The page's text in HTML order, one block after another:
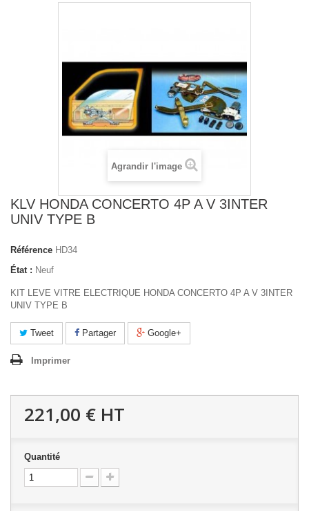
Agrandir l'image
KLV HONDA CONCERTO 4P A V 3INTER
UNIV TYPE B
Référence HD34
État : Neuf
KIT LEVE VITRE ELECTRIQUE HONDA CONCERTO 4P A V 3INTER
UNIV TYPE B
Tweet Partager Google+
Imprimer
221,00 € HT
Quantité